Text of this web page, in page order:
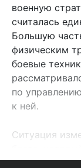
военную
считалась
Большую
физическим
боевые
по
к ней.
Ситуация
наследником.